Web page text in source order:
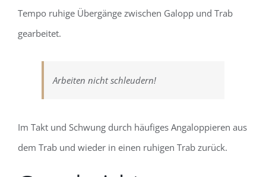
Tempo ruhige Übergänge zwischen Galopp und Trab
gearbeitet.
Arbeiten nicht schleudern!
Im Takt und Schwung durch häufiges Angaloppieren aus
dem Trab und wieder in einen ruhigen Trab zurück.